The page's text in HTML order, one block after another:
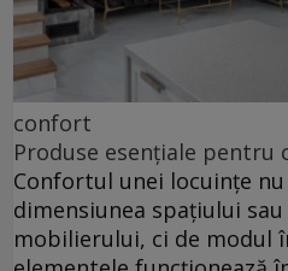
confort
Produse esențiale pentru
Confortul unei locuințe
dimensiunea spațiului
mobilierului, ci de modul